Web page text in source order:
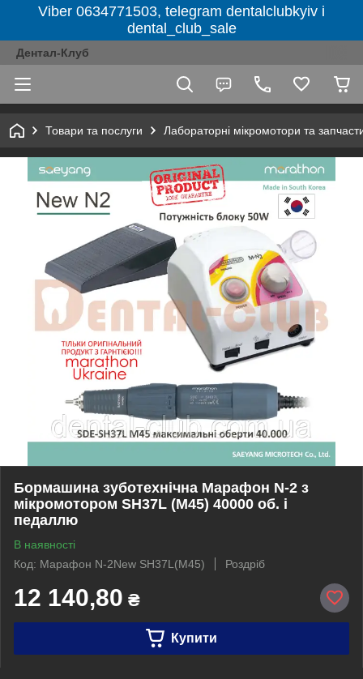
Viber 0634771503, telegram dentalclubkyiv і
dental_club_sale
Дентал-Клуб
Товари та послуги Лабораторні мікромотори та
Бормашина зуботехнічна Марафон N-2 з
мікромотором SH37L (М45) 40000 об. і
педаллю
В наявності
Код: Марафон N-2New SH37L(M45)
Роздріб
12 140,80 ₴
Купити